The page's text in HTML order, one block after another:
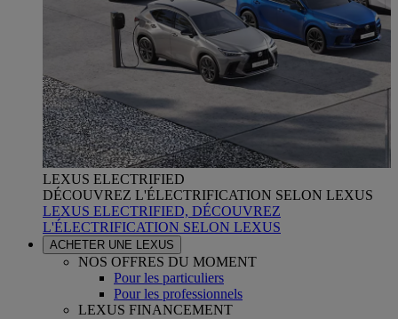
LEXUS ELECTRIFIED
DÉCOUVREZ L'ÉLECTRIFICATION SELON LEXUS
LEXUS ELECTRIFIED, DÉCOUVREZ
L'ÉLECTRIFICATION SELON LEXUS
ACHETER UNE LEXUS
NOS OFFRES DU MOMENT
Pour les particuliers
Pour les professionnels
LEXUS FINANCEMENT